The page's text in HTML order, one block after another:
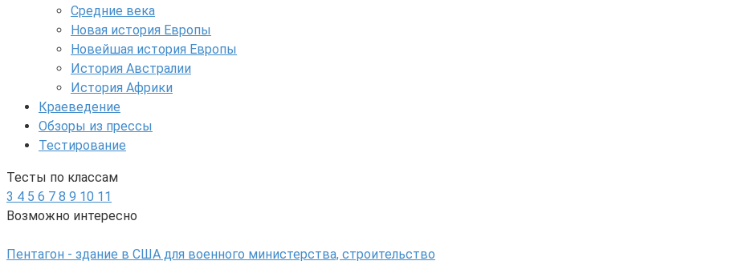
Средние века
Новая история Европы
Новейшая история Европы
История Австралии
История Африки
Краеведение
Обзоры из прессы
Тестирование
Тесты по классам
3 4 5 6 7 8 9 10 11
Возможно интересно
Пентагон - здание в США для военного министерства, строительство